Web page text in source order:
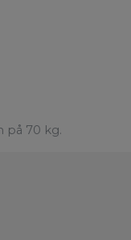
på 70 kg.